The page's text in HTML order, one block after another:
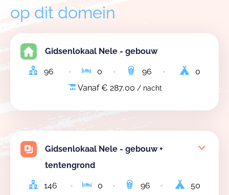
op dit domein
Gidsenlokaal Nele - gebouw
96 0 96
0
Vanaf € 287,00 / nacht
Gidsenlokaal Nele - gebouw +
tentengrond
146 0 96
50